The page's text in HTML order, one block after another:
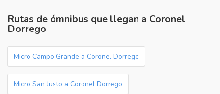
Rutas de ómnibus que llegan a Coronel
Dorrego
Micro Campo Grande a Coronel Dorrego
Micro San Justo a Coronel Dorrego